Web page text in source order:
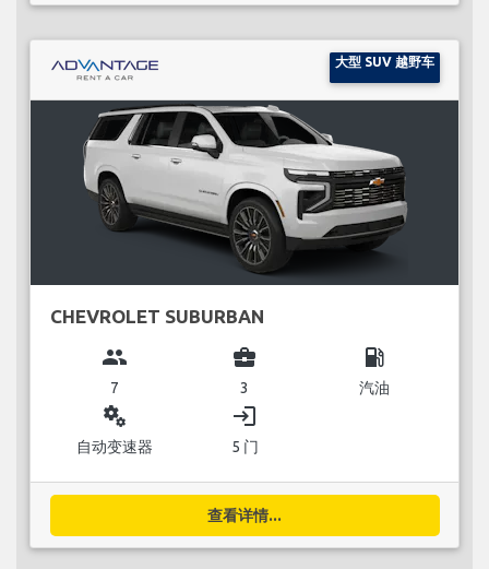
大型 SUV 越野车
CHEVROLET SUBURBAN
group
7
business_center
3
local_gas_station
汽油
miscellaneous_services
自动变速器
login
5 门
查看详情...